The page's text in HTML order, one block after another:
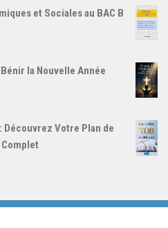
et Sociales au BAC B
la Nouvelle Année
Découvrez Votre Plan de